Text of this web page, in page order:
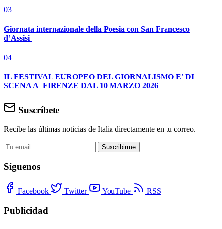
03
Giornata internazionale della Poesia con San Francesco
d’Assisi
04
IL FESTIVAL EUROPEO DEL GIORNALISMO E’ DI
SCENA A FIRENZE DAL 10 MARZO 2026
Suscríbete
Recibe las últimas noticias de Italia directamente en tu correo.
Suscribirme
Síguenos
Facebook Twitter YouTube RSS
Publicidad